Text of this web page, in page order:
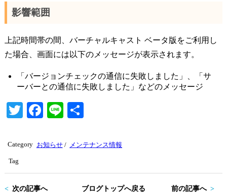
影響範囲
上記時間帯の間、バーチャルキャスト ベータ版をご利用し
た場合、画面には以下のメッセージが表示されます。
「バージョンチェックの通信に失敗しました」、「サ
ーバーとの通信に失敗しました」などのメッセージ
T
tte
Fa
bo
Li
Category お知らせ/ メンテナンス情報
Tag
次の記事へ ブログトップへ戻る 前の記事へ